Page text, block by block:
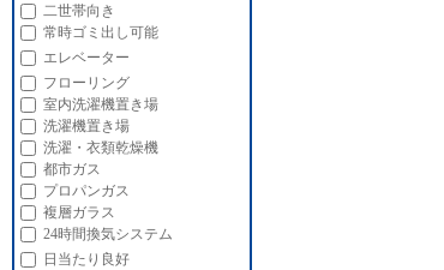
二世帯向き
常時ゴミ出し可能
エレベーター
フローリング
室内洗濯機置き場
洗濯機置き場
洗濯・衣類乾燥機
都市ガス
プロパンガス
複層ガラス
24時間換気システム
日当たり良好